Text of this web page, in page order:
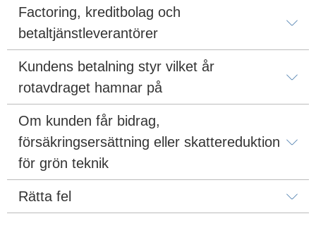
Factoring, kreditbolag och
betaltjänstleverantörer
Kundens betalning styr vilket år
rotavdraget hamnar på
Om kunden får bidrag,
försäkringsersättning eller skattereduktion
för grön teknik
Rätta fel